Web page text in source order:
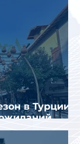
в Турции